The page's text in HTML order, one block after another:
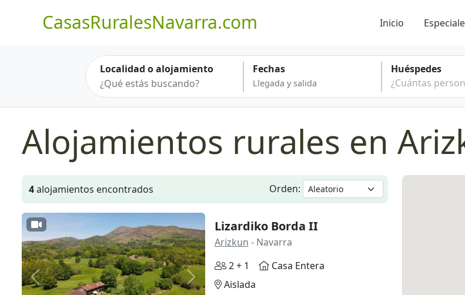
CasasRuralesNavarra.com Inicio
Localidad o alojamiento Fechas
Huéspedes
¿Cuántas
Alojamientos rurales en
4alojamientos encontrados Orden:
Anterior Siguiente
Lizardiko Borda II
Arizkun - Navarra
2 + 1
Casa Entera
Aislada